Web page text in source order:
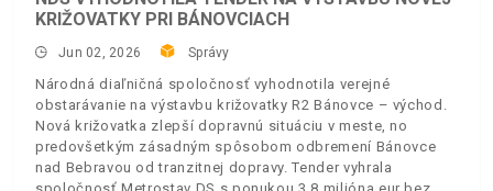
KRIŽOVATKY PRI BÁNOVCIACH
Jun 02, 2026 Správy
Národná diaľničná spoločnosť vyhodnotila verejné
obstarávanie na výstavbu križovatky R2 Bánovce – východ.
Nová križovatka zlepší dopravnú situáciu v meste, no
predovšetkým zásadným spôsobom odbremení Bánovce
nad Bebravou od tranzitnej dopravy. Tender vyhrala